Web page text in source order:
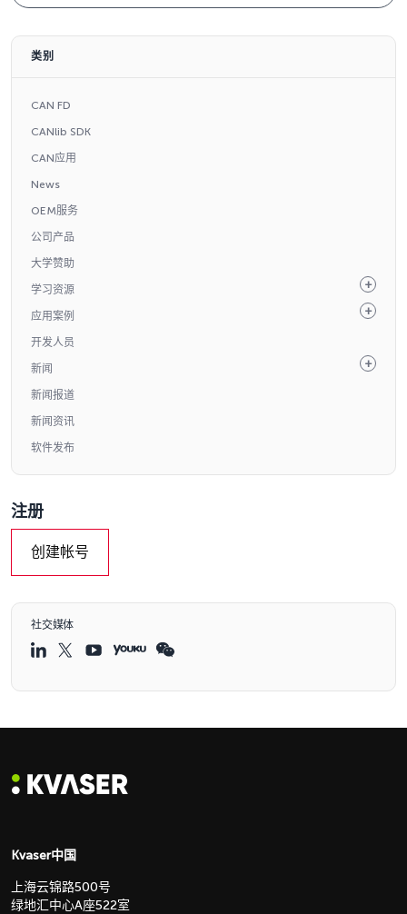
类别
CAN FD
CANlib SDK
CAN应用
News
OEM服务
公司产品
大学赞助
学习资源
应用案例
开发人员
新闻
新闻报道
新闻资讯
软件发布
注册
创建帐号
社交媒体
Kvaser中国
上海云锦路500号
绿地汇中心A座522室